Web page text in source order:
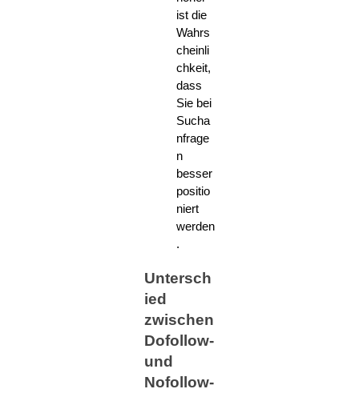
ist die
Wahrs
cheinli
chkeit,
dass
Sie bei
Sucha
nfrage
n
besser
positio
niert
werden
.
Untersch
ied
zwischen
Dofollow-
und
Nofollow-